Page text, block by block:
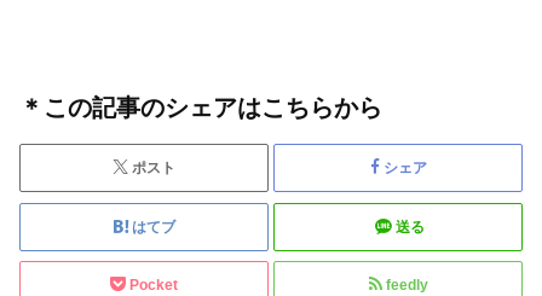
＊この記事のシェアはこちらから
ポスト シェア
はてブ 送る
Pocket feedly